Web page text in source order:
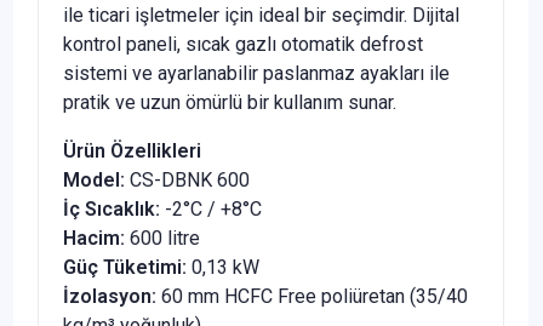
ile ticari işletmeler için ideal bir seçimdir. Dijital
kontrol paneli, sıcak gazlı otomatik defrost
sistemi ve ayarlanabilir paslanmaz ayakları ile
pratik ve uzun ömürlü bir kullanım sunar.
Ürün Özellikleri
Model: CS-DBNK 600
İç Sıcaklık: -2°C / +8°C
Hacim: 600 litre
Güç Tüketimi: 0,13 kW
İzolasyon: 60 mm HCFC Free poliüretan (35/40